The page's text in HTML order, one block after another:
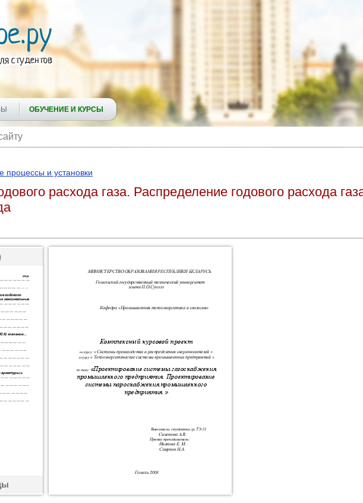
ОБУЧЕНИЕ И КУРСЫ
процессы и установки
расхода газа. Распределение годового расхода